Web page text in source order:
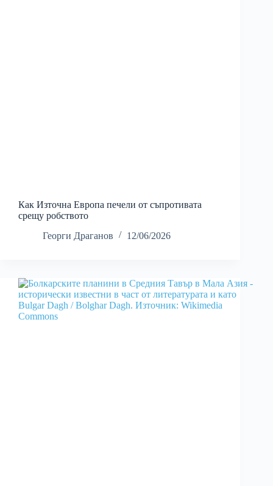
Как Източна Европа печели от съпротивата
срещу робството
Георги Драганов
12/06/2026